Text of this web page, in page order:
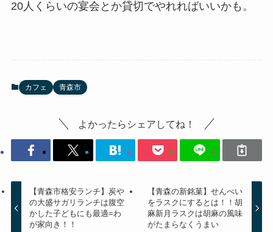
20人くらいの宴会とか貸切でやれればいいかも。
カフェ 青森市
よかったらシェアしてね！
【青森市格安ランチ】炭や
の大盛サガリランチは腹空
かした子どもにも最適=わ
が家向き！！
【青森の新銘菓】せんべい
をラスクにするとは！！胡
麻新月ラスクは胡麻の風味
がたまらなくうまい